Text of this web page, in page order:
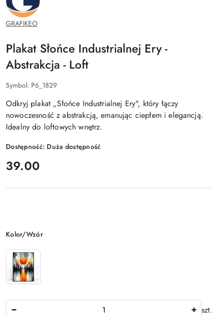
GRAFIKEO
Plakat Słońce Industrialnej Ery -
Abstrakcja - Loft
Symbol: P6_1829
Odkryj plakat „Słońce Industrialnej Ery", który łączy
nowoczesność z abstrakcją, emanując ciepłem i elegancją.
Idealny do loftowych wnętrz.
Dostępność: Duża dostępność
cena:
39.00
Wariant
Kolor/Wzór
szt.